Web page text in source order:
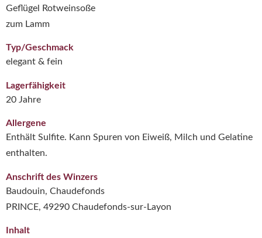
Geflügel Rotweinsoße
zum Lamm
Typ/Geschmack
elegant & fein
Lagerfähigkeit
20 Jahre
Allergene
Enthält Sulfite. Kann Spuren von Eiweiß, Milch und Gelatine
enthalten.
Anschrift des Winzers
Baudouin, Chaudefonds
PRINCE, 49290 Chaudefonds-sur-Layon
Inhalt